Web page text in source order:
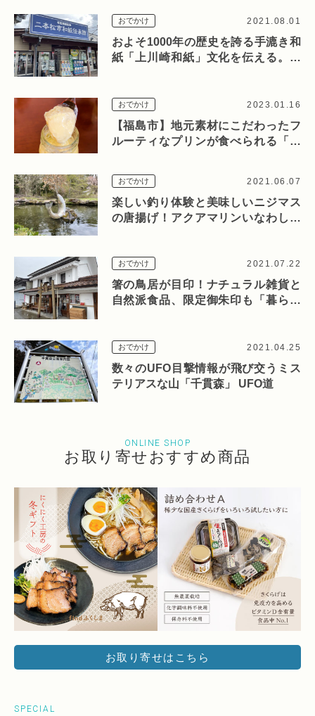
おでかけ 2021.08.01
およそ1000年の歴史を誇る手漉き和
紙「上川崎和紙」文化を伝える。道
おでかけ 2023.01.16
【福島市】地元素材にこだわったフ
ルーティなプリンが食べられる「源
おでかけ 2021.06.07
楽しい釣り体験と美味しいニジマス
の唐揚げ！アクアマリンいなわしろ
おでかけ 2021.07.22
箸の鳥居が目印！ナチュラル雑貨と
自然派食品、限定御朱印も「暮らし
おでかけ 2021.04.25
数々のUFO目撃情報が飛び交うミス
テリアスな山「千貫森」 UFO道
ONLINE SHOP
お取り寄せおすすめ商品
お取り寄せはこちら
SPECIAL